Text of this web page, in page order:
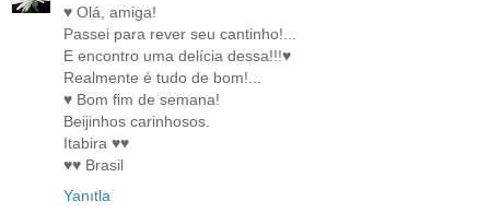
♥ Olá, amiga!
Passei para rever seu cantinho!...
E encontro uma delícia dessa!!!♥
Realmente é tudo de bom!...
♥ Bom fim de semana!
Beijinhos carinhosos.
Itabira ♥♥
♥♥ Brasil
Yanıtla